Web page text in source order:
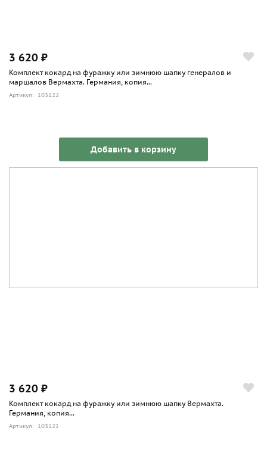
3 620 ₽
Комплект кокард на фуражку или зимнюю шапку генералов и
маршалов Вермахта. Германия, копия...
Артикул: 103122
Добавить в корзину
3 620 ₽
Комплект кокард на фуражку или зимнюю шапку Вермахта.
Германия, копия...
Артикул: 103121